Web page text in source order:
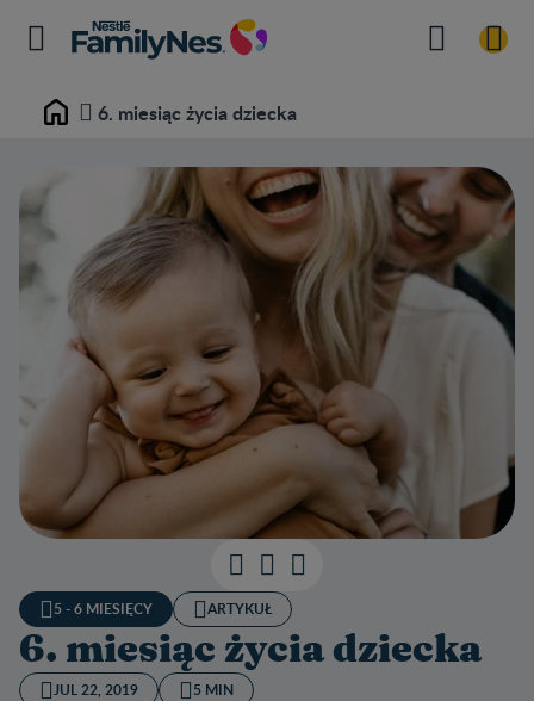
Home 6. miesiąc życia dziecka
5 - 6 MIESIĘCY ARTYKUŁ
6. miesiąc życia dziecka
JUL 22, 2019 5 MIN